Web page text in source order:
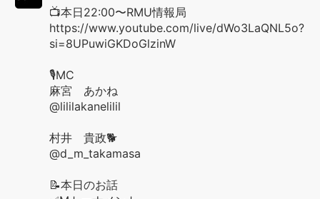
📺本日22:00〜RMU情報局
https://www.youtube.com/live/dWo3LaQNL5o?
si=8UPuwiGKDoGlzinW
🎙️MC
麻宮 あかね
@lililakanelilil
村井 貴政🐕
@d_m_takamasa
📝本日のお話